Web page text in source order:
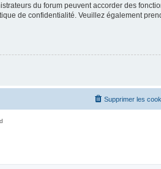
du forum peuvent accorder des
de confidentialité. Veuillez également
Supprimer les